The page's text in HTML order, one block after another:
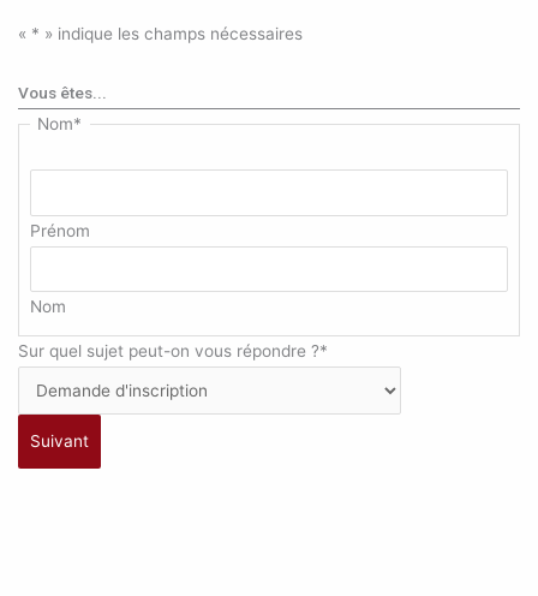
« * » indique les champs nécessaires
Vous êtes...
Nom*
Prénom
Nom
Sur quel sujet peut-on vous répondre ?*
Suivant